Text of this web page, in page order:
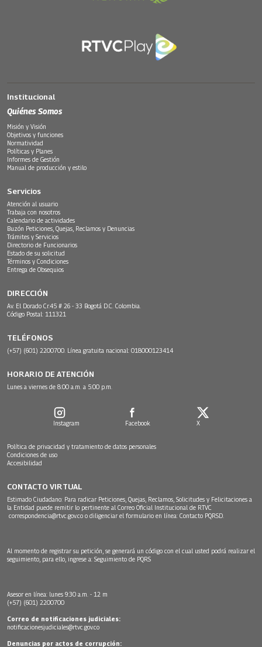
Institucional
Quiénes Somos
Misión y Visión
Objetivos y funciones
Normatividad
Políticas y Planes
Informes de Gestión
Manual de producción y estilo
Servicios
Atención al usuario
Trabaja con nosotros
Calendario de actividades
Buzón Peticiones, Quejas, Reclamos y Denuncias
Trámites y Servicios
Directorio de Funcionarios
Estado de su solicitud
Términos y Condiciones
Entrega de Obsequios
DIRECCIÓN
Av. El Dorado Cr.45 # 26 - 33 Bogotá D.C. Colombia.
Código Postal: 111321
TELÉFONOS
(+57) (601) 2200700. Línea gratuita nacional: 018000123414
HORARIO DE ATENCIÓN
Lunes a viernes de 8:00 a.m. a 5:00 p.m.
Instagram Facebook X
Política de privacidad y tratamiento de datos personales
Condiciones de uso
Accesibilidad
CONTACTO VIRTUAL
Estimado Ciudadano: Para radicar Peticiones, Quejas, Reclamos, Solicitudes y Felicitaciones a
la Entidad puede remitir lo pertinente al Correo Oficial Institucional de RTVC
correspondencia@rtvc.gov.co o diligenciar el formulario en línea: Contacto PQRSD.
Al momento de registrar su petición, se generará un código con el cual usted podrá realizar el
seguimiento, para ello, ingrese a: Seguimiento de PQRS
Asesor en línea: lunes 9:30 a.m. - 12 m
(+57) (601) 2200700
Correo de notificaciones judiciales:
notificacionesjudiciales@rtvc.gov.co
Denuncias por actos de corrupción: